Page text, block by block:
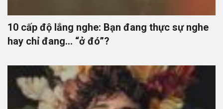
10 cấp độ lắng nghe: Bạn đang thực sự nghe
hay chỉ đang… “ở đó”?